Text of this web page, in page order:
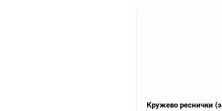
Кружево реснички